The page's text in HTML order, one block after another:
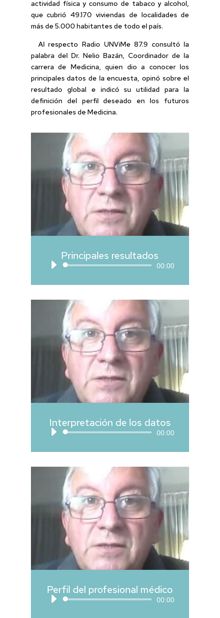
actividad física y consumo de tabaco y alcohol,
que cubrió 49.170 viviendas de localidades de
más de 5.000 habitantes de todo el país.
Al respecto Radio UNViMe 87.9 consultó la
palabra del Dr. Nelio Bazán, Coordinador de la
carrera de Medicina, quien dio a conocer los
principales datos de la encuesta, opinó sobre el
resultado global e indicó su utilidad para la
definición del perfil deseado en los futuros
profesionales de Medicina.
Principales resultados
Reproductor
audio
00:00
Interpretación de los datos
Reproductor
audio
00:00
Perfil del profesional médico
Reproductor
00:00